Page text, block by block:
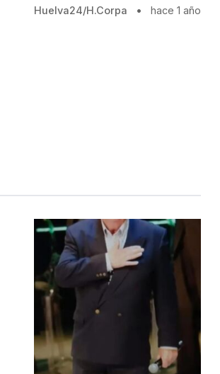
Huelva24/H.Corpa • hace 1 año